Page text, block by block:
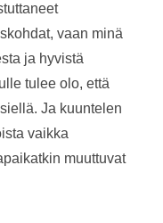
vaan minä
ja hyvistä
tulee olo, että
Ja kuuntelen
vaikka
muuttuvat